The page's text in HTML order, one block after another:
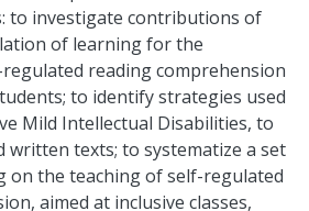
to investigate contributions of
of learning for the
reading comprehension
to identify strategies used
Mild Intellectual Disabilities, to
written texts; to systematize a set
on the teaching of self-regulated
aimed at inclusive classes,